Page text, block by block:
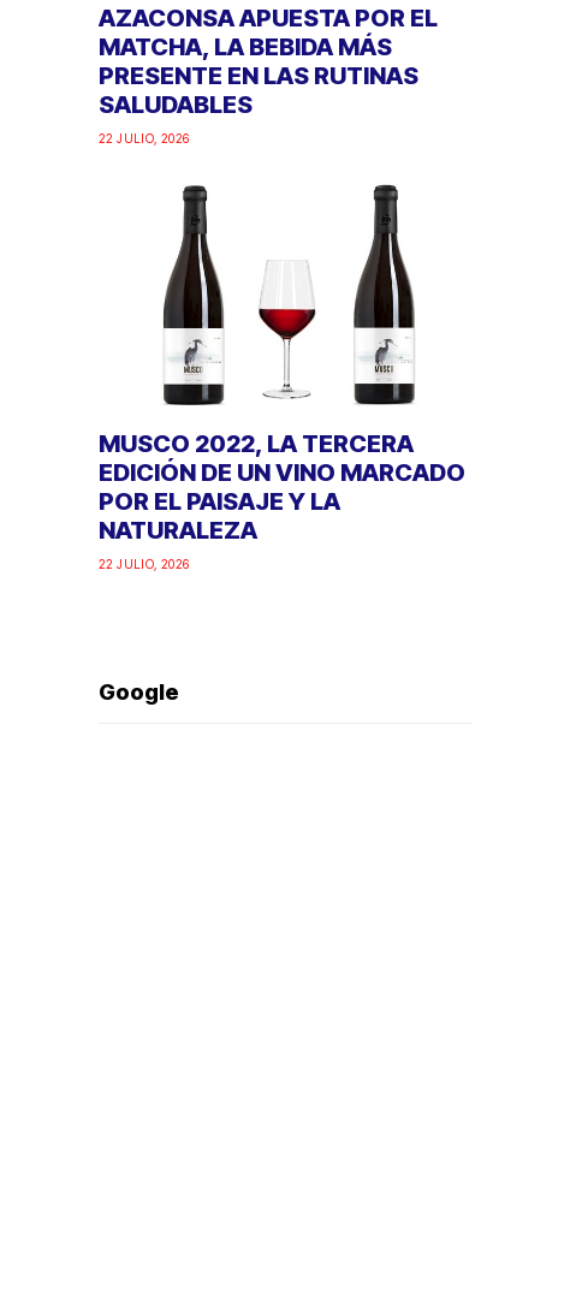
AZACONSA APUESTA POR EL
MATCHA, LA BEBIDA MÁS
PRESENTE EN LAS RUTINAS
SALUDABLES
22 JULIO, 2026
MUSCO 2022, LA TERCERA
EDICIÓN DE UN VINO MARCADO
POR EL PAISAJE Y LA
NATURALEZA
22 JULIO, 2026
Google